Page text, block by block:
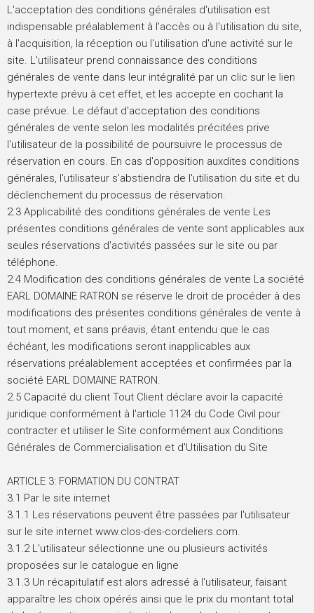
L'acceptation des conditions générales d'utilisation est
indispensable préalablement à l'accès ou à l'utilisation du site,
à l'acquisition, la réception ou l'utilisation d'une activité sur le
site. L'utilisateur prend connaissance des conditions
générales de vente dans leur intégralité par un clic sur le lien
hypertexte prévu à cet effet, et les accepte en cochant la
case prévue. Le défaut d'acceptation des conditions
générales de vente selon les modalités précitées prive
l'utilisateur de la possibilité de poursuivre le processus de
réservation en cours. En cas d'opposition auxdites conditions
générales, l'utilisateur s'abstiendra de l'utilisation du site et du
déclenchement du processus de réservation.
2.3 Applicabilité des conditions générales de vente Les
présentes conditions générales de vente sont applicables aux
seules réservations d'activités passées sur le site ou par
téléphone.
2.4 Modification des conditions générales de vente La société
EARL DOMAINE RATRON se réserve le droit de procéder à des
modifications des présentes conditions générales de vente à
tout moment, et sans préavis, étant entendu que le cas
échéant, les modifications seront inapplicables aux
réservations préalablement acceptées et confirmées par la
société EARL DOMAINE RATRON.
2.5 Capacité du client Tout Client déclare avoir la capacité
juridique conformément à l'article 1124 du Code Civil pour
contracter et utiliser le Site conformément aux Conditions
Générales de Commercialisation et d'Utilisation du Site
ARTICLE 3: FORMATION DU CONTRAT
3.1 Par le site internet
3.1.1 Les réservations peuvent être passées par l'utilisateur
sur le site internet www.clos-des-cordeliers.com.
3.1.2 L'utilisateur sélectionne une ou plusieurs activités
proposées sur le catalogue en ligne
3.1.3 Un récapitulatif est alors adressé à l'utilisateur, faisant
apparaître les choix opérés ainsi que le prix du montant total